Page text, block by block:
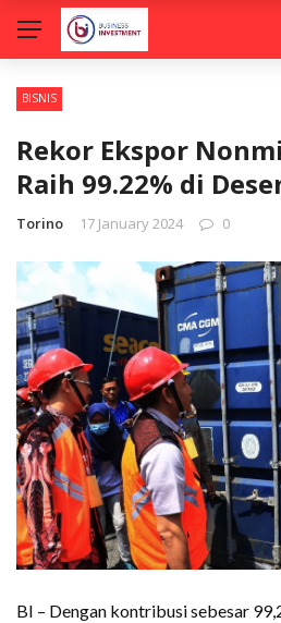
BISNIS
Rekor Ekspor
Raih 99.22% di
Torino 17 January 2024 0
BI – Dengan kontribusi sebesar